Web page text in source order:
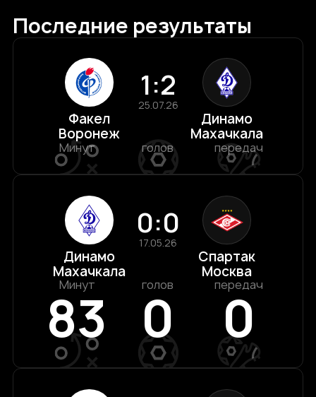
Последние результаты
Факел
Воронеж
1:2
25.07.26
Динамо
Махачкала
Минут голов передач
Динамо
Махачкала
0:0
17.05.26
Спартак
Москва
Минут
83
голов
0
передач
0